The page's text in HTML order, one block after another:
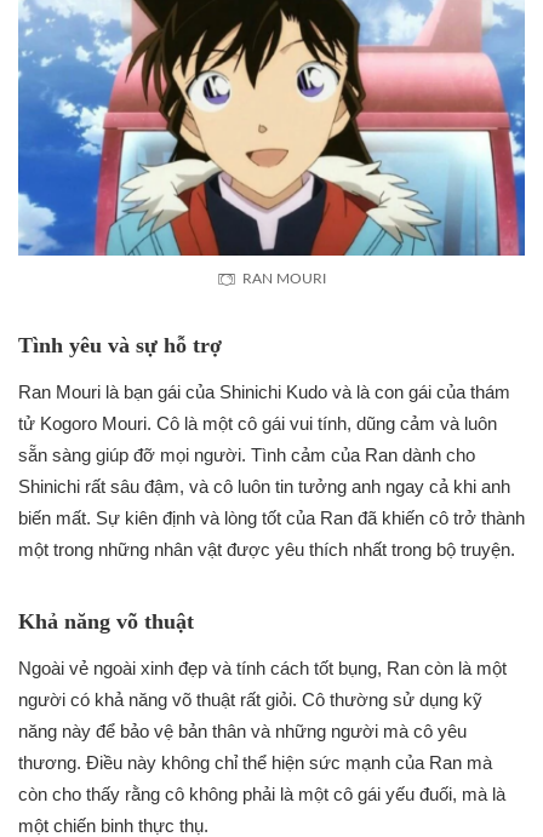
RAN MOURI
Tình yêu và sự hỗ trợ
Ran Mouri là bạn gái của Shinichi Kudo và là con gái của thám
tử Kogoro Mouri. Cô là một cô gái vui tính, dũng cảm và luôn
sẵn sàng giúp đỡ mọi người. Tình cảm của Ran dành cho
Shinichi rất sâu đậm, và cô luôn tin tưởng anh ngay cả khi anh
biến mất. Sự kiên định và lòng tốt của Ran đã khiến cô trở thành
một trong những nhân vật được yêu thích nhất trong bộ truyện.
Khả năng võ thuật
Ngoài vẻ ngoài xinh đẹp và tính cách tốt bụng, Ran còn là một
người có khả năng võ thuật rất giỏi. Cô thường sử dụng kỹ
năng này để bảo vệ bản thân và những người mà cô yêu
thương. Điều này không chỉ thể hiện sức mạnh của Ran mà
còn cho thấy rằng cô không phải là một cô gái yếu đuối, mà là
một chiến binh thực thụ.